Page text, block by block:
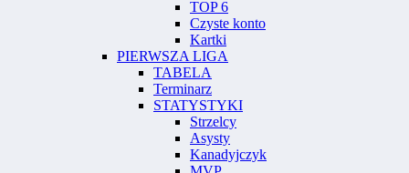
TOP 6
Czyste konto
Kartki
PIERWSZA LIGA
TABELA
Terminarz
STATYSTYKI
Strzelcy
Asysty
Kanadyjczyk